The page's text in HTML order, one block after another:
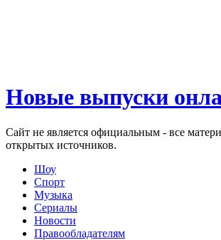
Новые выпуски
Сайт не является официальным - все
открытых источников.
Шоу
Спорт
Музыка
Сериалы
Новости
Правообладателям